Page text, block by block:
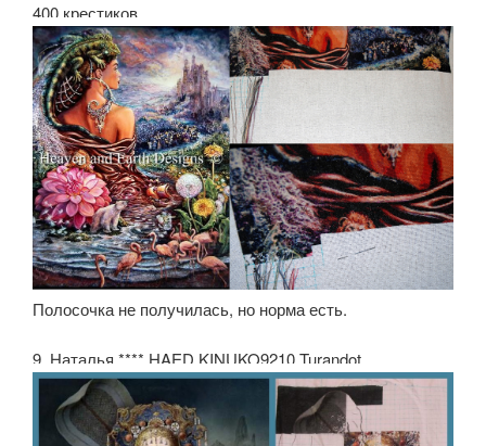
400 крестиков.
Полосочка не получилась, но норма есть.
9. Наталья.**** HAED KINUKO9210 Turandot.